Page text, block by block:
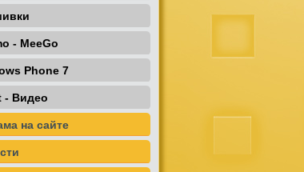
- MeeGo
Phone 7
- Видео
на сайте